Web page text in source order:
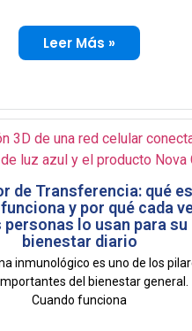
Leer Más »
de Transferencia: qué
y por qué cada
personas lo usan para su
bienestar diario
inmunológico es uno de los
del bienestar general.
Cuando funciona